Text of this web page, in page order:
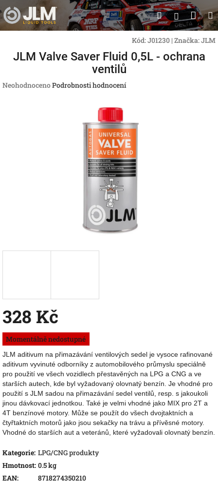
na
obsah
Hledat
Kód:J01230 | Značka:JLM
JLM Valve Saver Fluid 0,5L - ochrana
ventilů
Průměrné
NeohodnocenoPodrobnosti hodnocení
328 Kč
Měrná
cena:
Momentálně nedostupné
JLM aditivum na přimazávání ventilových sedel je vysoce rafinované
aditivum vyvinuté odborníky z automobilového průmyslu speciálně
pro použití ve všech vozidlech přestavěných na LPG a CNG a ve
starších autech, kde byl vyžadovaný olovnatý benzín. Je vhodné pro
použití s JLM sadou na přimazávání sedel ventilů, resp. s jakoukoli
jinou dávkovací jednotkou. Také je velmi vhodné jako MIX pro 2T a
4T benzínové motory. Může se použít do všech dvojtaktních a
čtyřtaktních motorů jako jsou sekačky na trávu a přívěsné motory.
Vhodné do starších aut a veteránů, které vyžadovali olovnatý benzín.
Kategorie: LPG/CNG produkty
Hmotnost: 0.5 kg
EAN:
8718274350210